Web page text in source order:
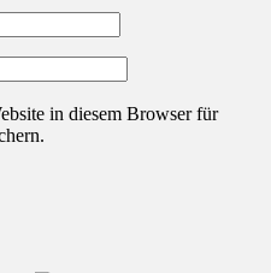
in diesem Browser für